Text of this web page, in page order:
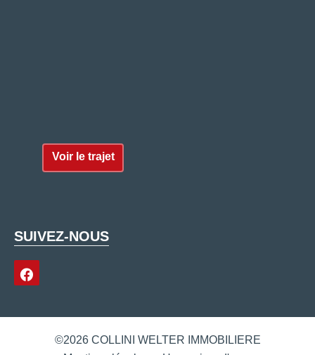
Voir le trajet
SUIVEZ-NOUS
©2026 COLLINI WELTER IMMOBILIERE